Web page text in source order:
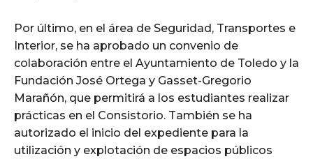
Por último, en el área de Seguridad, Transportes e
Interior, se ha aprobado un convenio de
colaboración entre el Ayuntamiento de Toledo y la
Fundación José Ortega y Gasset-Gregorio
Marañón, que permitirá a los estudiantes realizar
prácticas en el Consistorio. También se ha
autorizado el inicio del expediente para la
utilización y explotación de espacios públicos